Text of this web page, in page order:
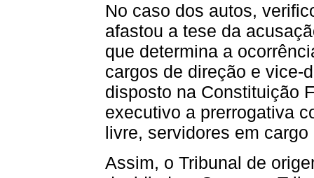
No caso dos autos,
afastou a tese da
que determina a
cargos de direção e vice-
disposto na Constituição
executivo a prerrogativa
livre, servidores em
Assim, o Tribunal de